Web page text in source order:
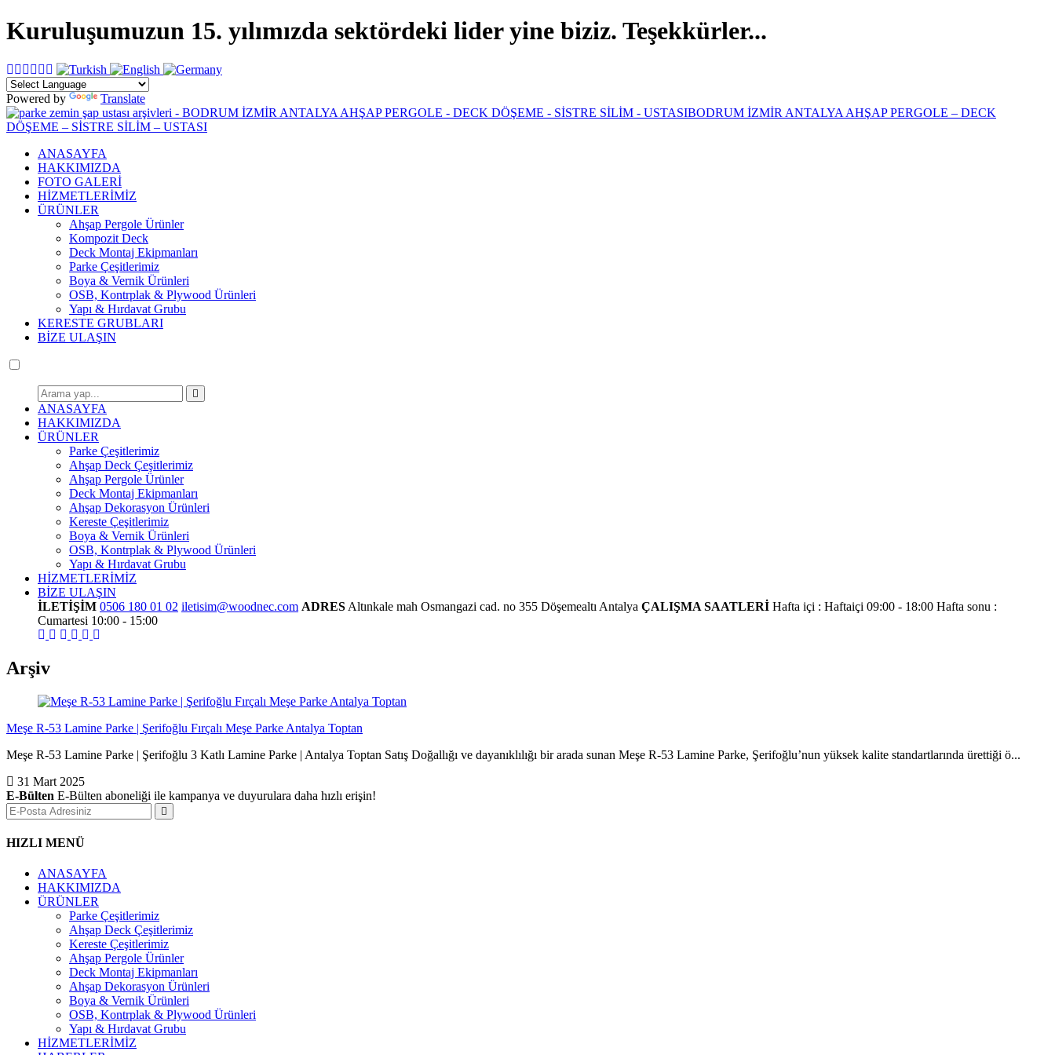
Kuruluşumuzun 15. yılımızda sektördeki lider yine biziz. Teşekkürler...
Powered by Translate
ANASAYFA
HAKKIMIZDA
FOTO GALERİ
HİZMETLERİMİZ
ÜRÜNLER
Ahşap Pergole Ürünler
Kompozit Deck
Deck Montaj Ekipmanları
Parke Çeşitlerimiz
Boya & Vernik Ürünleri
OSB, Kontrplak & Plywood Ürünleri
Yapı & Hırdavat Grubu
KERESTE GRUBLARI
BİZE ULAŞIN
ANASAYFA
HAKKIMIZDA
ÜRÜNLER
Parke Çeşitlerimiz
Ahşap Deck Çeşitlerimiz
Ahşap Pergole Ürünler
Deck Montaj Ekipmanları
Ahşap Dekorasyon Ürünleri
Kereste Çeşitlerimiz
Boya & Vernik Ürünleri
OSB, Kontrplak & Plywood Ürünleri
Yapı & Hırdavat Grubu
HİZMETLERİMİZ
BİZE ULAŞIN
İLETİŞİM 0506 180 01 02 iletisim@woodnec.com ADRES Altınkale mah Osmangazi cad. no 355 Döşemealtı Antalya ÇALIŞMA SAATLERİ Hafta içi : Haftaiçi 09:00 - 18:00 Hafta sonu :
Cumartesi 10:00 - 15:00
Arşiv
Meşe R-53 Lamine Parke | Şerifoğlu Fırçalı Meşe Parke Antalya Toptan
Meşe R-53 Lamine Parke | Şerifoğlu 3 Katlı Lamine Parke | Antalya Toptan Satış Doğallığı ve dayanıklılığı bir arada sunan Meşe R-53 Lamine Parke, Şerifoğlu’nun yüksek kalite standartlarında ürettiği ö...
31 Mart 2025
E-Bülten E-Bülten aboneliği ile kampanya ve duyurulara daha hızlı erişin!
HIZLI MENÜ
ANASAYFA
HAKKIMIZDA
ÜRÜNLER
Parke Çeşitlerimiz
Ahşap Deck Çeşitlerimiz
Kereste Çeşitlerimiz
Ahşap Pergole Ürünler
Deck Montaj Ekipmanları
Ahşap Dekorasyon Ürünleri
Boya & Vernik Ürünleri
OSB, Kontrplak & Plywood Ürünleri
Yapı & Hırdavat Grubu
HİZMETLERİMİZ